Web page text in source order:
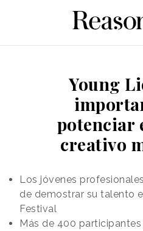
Young
potenciar
creativo
Los jóvenes
de demostrar su talento
Festival
Más de 400